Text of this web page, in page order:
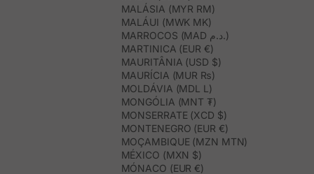
MALÁSIA (MYR RM)
MALÁUI (MWK MK)
MARROCOS (MAD د.م.)
MARTINICA (EUR €)
MAURITÂNIA (USD $)
MAURÍCIA (MUR ₨)
MOLDÁVIA (MDL L)
MONGÓLIA (MNT ₮)
MONSERRATE (XCD $)
MONTENEGRO (EUR €)
MOÇAMBIQUE (MZN MTN)
MÉXICO (MXN $)
MÓNACO (EUR €)